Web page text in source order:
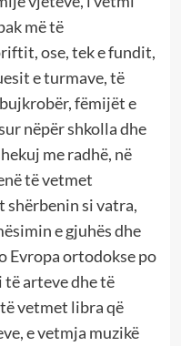
më të
ose, tek e fundit,
e turmave, të
fëmijët e
nëpër shkolla dhe
me radhë, në
të vetmet
si vatra,
e gjuhës dhe
Evropa ortodokse po
arteve dhe të
vetmet libra që
e vetmja muzikë